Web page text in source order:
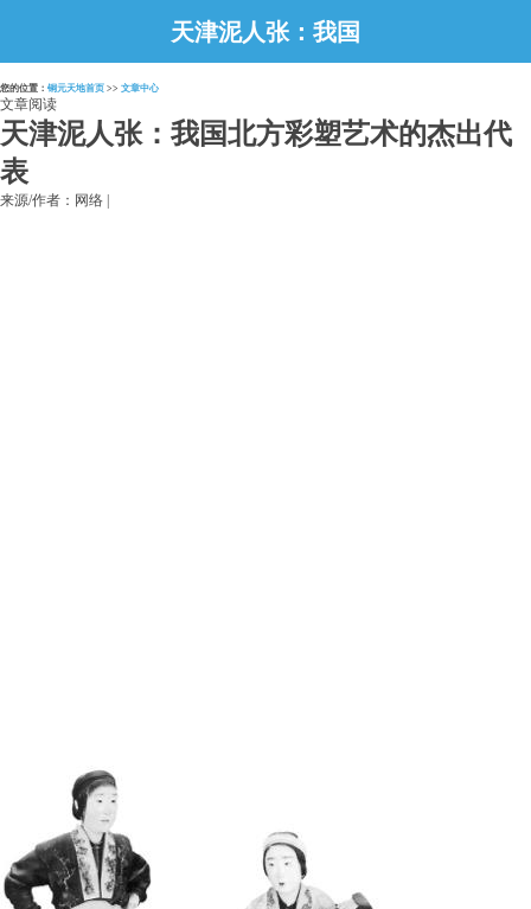
天津泥人张：我国
北方彩塑艺术的杰
您的位置： 铜元天地首页 >> 文章中心
文章阅读
天津泥人张：我国北方彩塑艺术的杰出代
表
来源/作者：网络 |